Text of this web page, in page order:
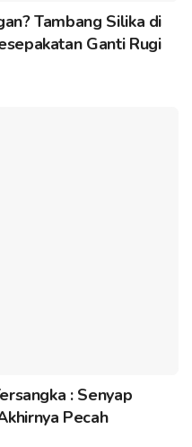
Tambang Silika di
Ganti Rugi
: Senyap
Pecah